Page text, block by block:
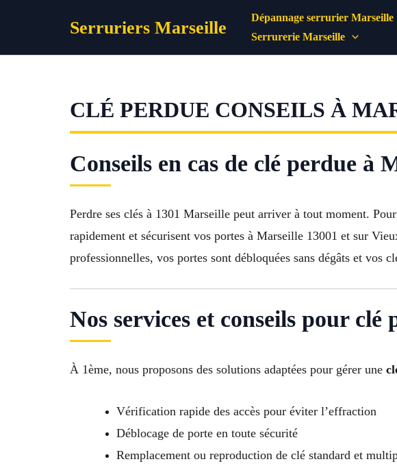
Serruriers Marseille Dépannage serrurier Marseille
Serrurerie Marseille
CLÉ PERDUE CONSEILS À
Conseils en cas de clé perdue à
Perdre ses clés à 1301 Marseille peut arriver à tout moment.
rapidement et sécurisent vos portes à Marseille 13001 et sur
professionnelles, vos portes sont débloquées sans dégâts et vos
Nos services et conseils pour
À 1ème, nous proposons des solutions adaptées pour gérer une
Vérification rapide des accès pour éviter l’effraction
Déblocage de porte en toute sécurité
Remplacement ou reproduction de clé standard et